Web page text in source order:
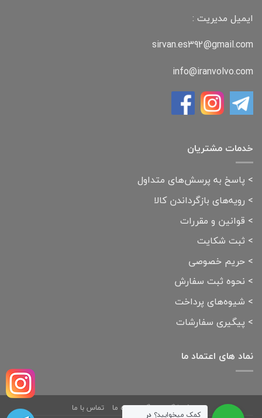
ایمیل مدیریت :
sirvan.es392@gmail.com
info@iranvolvo.com
خدمات مشتریان
> پاسخ به پرسش‌های متداول
> رویه‌های بازگرداندن کالا
> قوانین و مقررات
> ثبت شکایت
> حریم خصوصی
> نحوه ثبت سفارش
> شیوه‌های پرداخت
> پیگیری سفارشات
نماد های اعتماد ما
فروشگاه بلاگ درباره ما تماس با ما
کمک میخوایید؟ در